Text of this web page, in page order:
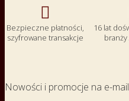

Bezpieczne płatności,
szyfrowane transakcje
16 lat
Nowości i promocje na e-mail